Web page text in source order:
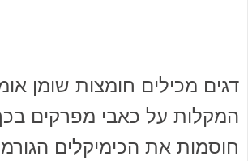
המקלות על כאבי מפרקים
חוסמות את הכימיקלים